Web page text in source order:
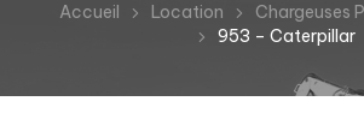
Accueil Location
Chargeuses
953 – Caterpillar